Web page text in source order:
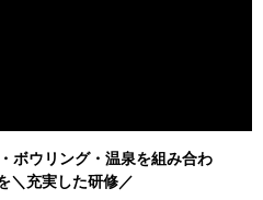
ボウリング・温泉を組み合わ
＼充実した研修／